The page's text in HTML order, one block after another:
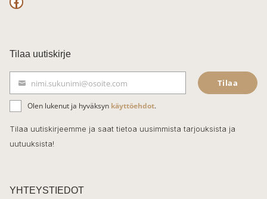
F
c
e
b
o
o
k
Tilaa uutiskirje
ä
h
k
t
nimi.sukunimi@osoite.com Tilaa
Olen lukenut ja hyväksyn käyttöehdot.
Tilaa uutiskirjeemme ja saat tietoa uusimmista tarjouksista ja
uutuuksista!
YHTEYSTIEDOT